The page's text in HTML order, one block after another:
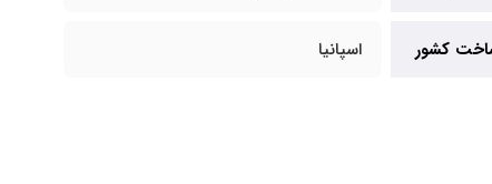
کشور اسپانیا